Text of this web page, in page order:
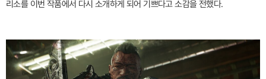
리소를 이번 작품에서 다시 소개하게 되어 기쁘다고 소감을 전했다.